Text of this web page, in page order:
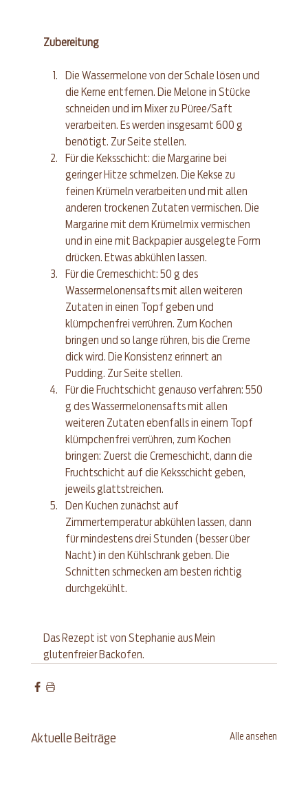
Zubereitung
Die Wassermelone von der Schale lösen und
die Kerne entfernen. Die Melone in Stücke
schneiden und im Mixer zu Püree/Saft
verarbeiten. Es werden insgesamt 600 g
benötigt. Zur Seite stellen.
Für die Keksschicht: die Margarine bei
geringer Hitze schmelzen. Die Kekse zu
feinen Krümeln verarbeiten und mit allen
anderen trockenen Zutaten vermischen. Die
Margarine mit dem Krümelmix vermischen
und in eine mit Backpapier ausgelegte Form
drücken. Etwas abkühlen lassen.
Für die Cremeschicht: 50 g des
Wassermelonensafts mit allen weiteren
Zutaten in einen Topf geben und
klümpchenfrei verrühren. Zum Kochen
bringen und so lange rühren, bis die Creme
dick wird. Die Konsistenz erinnert an
Pudding. Zur Seite stellen.
Für die Fruchtschicht genauso verfahren: 550
g des Wassermelonensafts mit allen
weiteren Zutaten ebenfalls in einem Topf
klümpchenfrei verrühren, zum Kochen
bringen: Zuerst die Cremeschicht, dann die
Fruchtschicht auf die Keksschicht geben,
jeweils glattstreichen.
Den Kuchen zunächst auf
Zimmertemperatur abkühlen lassen, dann
für mindestens drei Stunden (besser über
Nacht) in den Kühlschrank geben. Die
Schnitten schmecken am besten richtig
durchgekühlt.
Das Rezept ist von Stephanie aus Mein
glutenfreier Backofen.
Aktuelle Beiträge Alle ansehen